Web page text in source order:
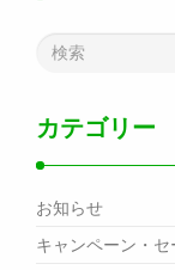
カテゴリー
お知らせ
キャンペーン・セ